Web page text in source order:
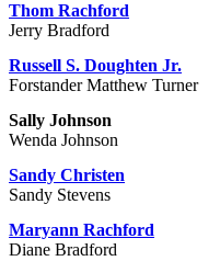
Thom Rachford
Jerry Bradford
Russell S. Doughten Jr.
Forstander Matthew Turner
Sally Johnson
Wenda Johnson
Sandy Christen
Sandy Stevens
Maryann Rachford
Diane Bradford